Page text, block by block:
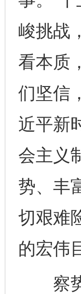
峻挑战
看本质
们坚信
近平新
会主义
势、丰
切艰难
的宏伟
察势